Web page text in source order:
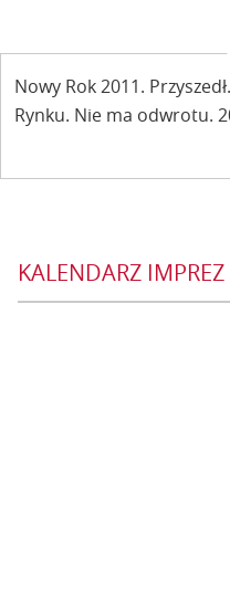
Nowy Rok 2011.
Rynku. Nie ma odwrotu.
KALENDARZ IMPREZ